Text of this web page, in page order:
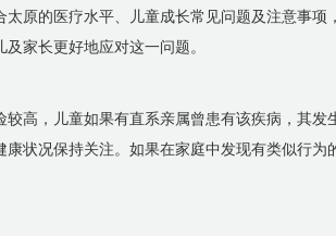
原的医疗水平、儿童成长常见问题及注意事项
家长更好地应对这一问题。
高，儿童如果有直系亲属曾患有该疾病，其发
状况保持关注。如果在家庭中发现有类似行为